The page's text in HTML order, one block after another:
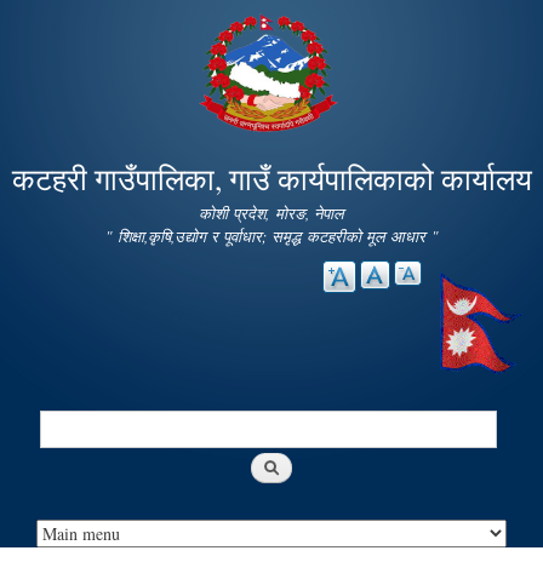
main
content
कटहरी गाउँपालिका, गाउँ कार्यपालिकाको कार्यालय
कोशी प्रदेश, मोरङ, नेपाल
" शिक्षा,कृषि,उद्योग र पूर्वाधार; समृद्ध कटहरीको मूल आधार "
Search